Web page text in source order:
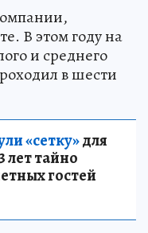
В этом году на
и среднего
в шести
«сетку»для
лет тайно
гостей